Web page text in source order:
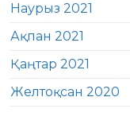
Наурыз 2021
Ақпан 2021
Қаңтар 2021
Желтоқсан 2020